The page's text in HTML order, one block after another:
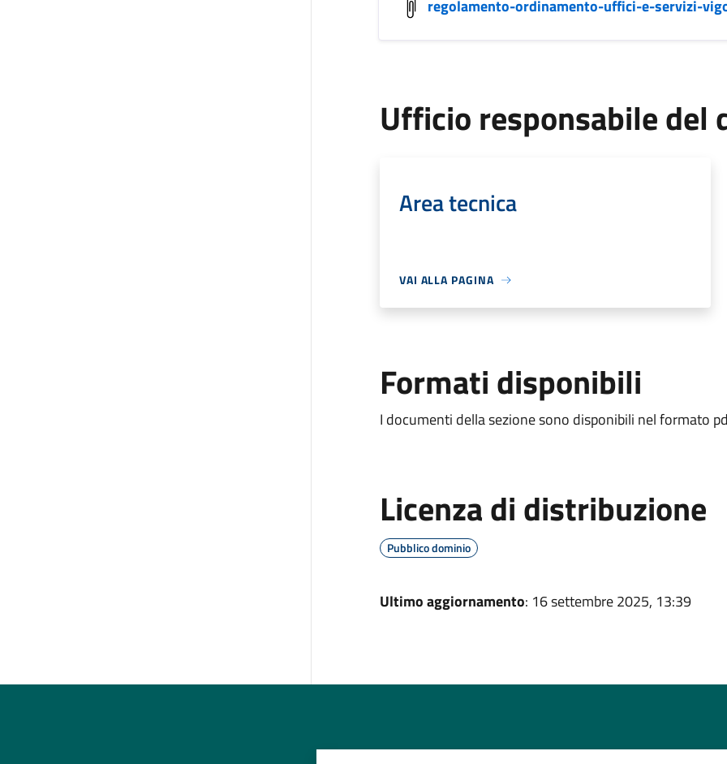
regolamento-ordinamento-uffici-e-servizi-
Ufficio responsabile del
Area tecnica
VAI ALLA PAGINA
Formati disponibili
I documenti della sezione sono disponibili nel formato
Licenza di distribuzione
Pubblico dominio
Ultimo aggiornamento: 16 settembre 2025, 13:39